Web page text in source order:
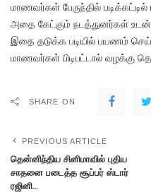
மாணவர்கள் பேருந்தில்
அதை கேட்கும் நடத்துனர்கள் உடன்
இதை தடுக்க படியில் பயணம்
மாணவர்கள் பிடிபட்டால் வழக்கு
SHARE ON
PREVIOUS ARTICLE
தென்னிந்திய சினிமாவில் புதிய
சாதனை படைத்த சூப்பர் ஸ்டார்
ரஜினி…